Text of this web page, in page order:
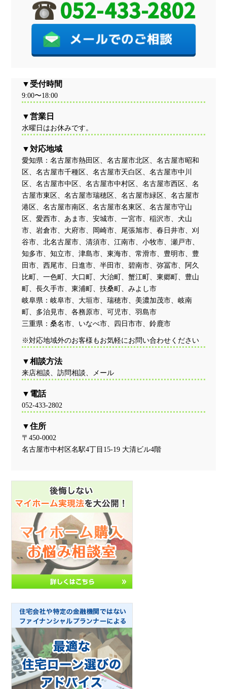
受付時間
9:00〜18:00
営業日
水曜日はお休みです。
対応地域
愛知県：名古屋市熱田区、名古屋市北区、名古屋市昭和
区、名古屋市千種区、名古屋市天白区、名古屋市中川
区、名古屋市中区、名古屋市中村区、名古屋市西区、名
古屋市東区、名古屋市瑞穂区、名古屋市緑区、名古屋市
港区、名古屋市南区、名古屋市名東区、名古屋市守山
区、愛西市、あま市、安城市、一宮市、稲沢市、犬山
市、岩倉市、大府市、岡崎市、尾張旭市、春日井市、刈
谷市、北名古屋市、清須市、江南市、小牧市、瀬戸市、
知多市、知立市、津島市、東海市、常滑市、豊明市、豊
田市、西尾市、日進市、半田市、碧南市、弥冨市、阿久
比町、一色町、大口町、大治町、蟹江町、東郷町、豊山
町、長久手市、東浦町、扶桑町、みよし市
岐阜県：岐阜市、大垣市、瑞穂市、美濃加茂市、岐南
町、多治見市、各務原市、可児市、羽島市
三重県：桑名市、いなべ市、四日市市、鈴鹿市
※対応地域外のお客様もお気軽にお問い合わせください
相談方法
来店相談、訪問相談、メール
電話
052-433-2802
住所
〒450-0002
名古屋市中村区名駅4丁目15-19 大清ビル4階